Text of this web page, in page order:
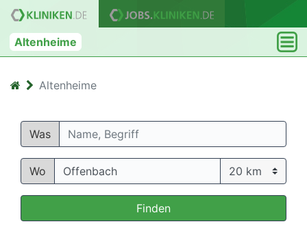
Altenheime
Altenheime
Was
Wo
Finden